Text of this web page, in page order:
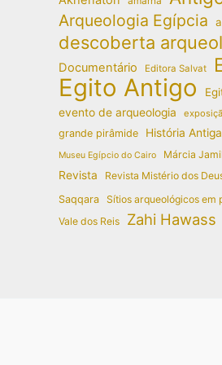
Arqueologia Egípcia
descoberta
Documentário Editora Salvat
Egito Antigo
evento de arqueologia
grande pirâmide História Antiga
Museu Egípcio do Cairo Márcia
Revista Revista Mistério dos
Saqqara Sítios arqueológicos em
Vale dos Reis Zahi Hawass